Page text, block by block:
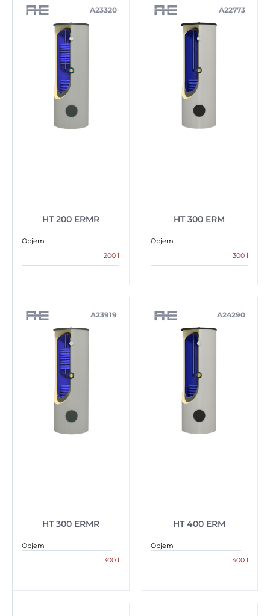
HT 200 ERMR
A23320
Objem
200 l
HT 300 ERM
A22773
Objem
300 l
HT 300 ERMR
A23919
Objem
300 l
HT 400 ERM
A24290
Objem
400 l